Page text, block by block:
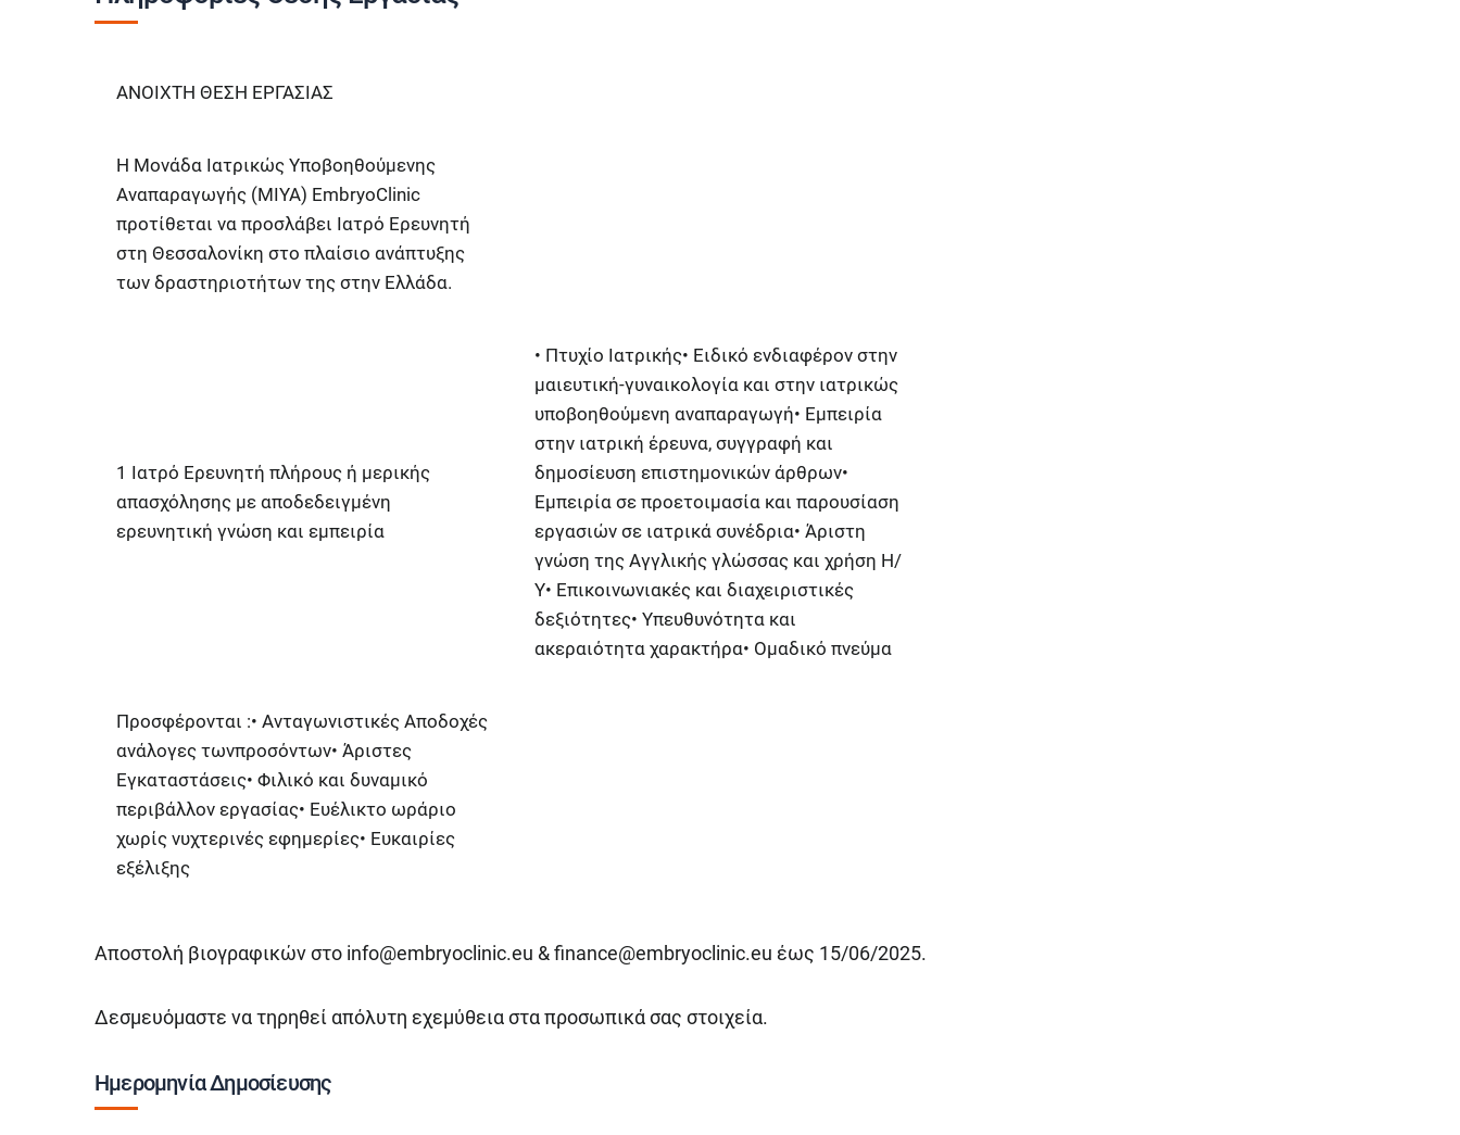
ΑΝΟΙΧΤΗ ΘΕΣH ΕΡΓΑΣΙΑΣ
Η Μονάδα Ιατρικώς Υποβοηθούμενης
Αναπαραγωγής (ΜΙΥΑ) EmbryoClinic
προτίθεται να προσλάβει Ιατρό Ερευνητή
στη Θεσσαλονίκη στo πλαίσιo ανάπτυξης
των δραστηριοτήτων της στην Ελλάδα.
1 Ιατρό Ερευνητή πλήρους ή μερικής
απασχόλησης με αποδεδειγμένη
ερευνητική γνώση και εμπειρία
• Πτυχίο Ιατρικής• Ειδικό ενδιαφέρον στην
μαιευτική-γυναικολογία και στην ιατρικώς
υποβοηθούμενη αναπαραγωγή• Εμπειρία
στην ιατρική έρευνα, συγγραφή και
δημοσίευση επιστημονικών άρθρων•
Εμπειρία σε προετοιμασία και παρουσίαση
εργασιών σε ιατρικά συνέδρια• Άριστη
γνώση της Αγγλικής γλώσσας και χρήση Η/
Υ• Επικοινωνιακές και διαχειριστικές
δεξιότητες• Υπευθυνότητα και
ακεραιότητα χαρακτήρα• Ομαδικό πνεύμα
Προσφέρονται :• Ανταγωνιστικές Αποδοχές
ανάλογες τωνπροσόντων• Άριστες
Εγκαταστάσεις• Φιλικό και δυναμικό
περιβάλλον εργασίας• Ευέλικτο ωράριο
χωρίς νυχτερινές εφημερίες• Ευκαιρίες
εξέλιξης
Αποστολή βιογραφικών στο info@embryoclinic.eu &finance@embryoclinic.eu έως 15/06/2025.
Δεσμευόμαστε να τηρηθεί απόλυτη εχεμύθεια στα προσωπικά σας στοιχεία.
Ημερομηνία Δημοσίευσης